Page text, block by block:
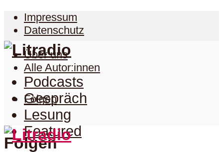
Impressum
Datenschutz
Über uns
Alle Autor:innen
Folgen
Folgen
Podcasts
Gespräch
Lesung
Featured